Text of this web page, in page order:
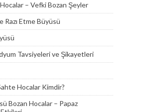
– Vefki Bozan Şeyler
Razı Etme Büyüsü
Tavsiyeleri ve Şikayetleri
Hocalar Kimdir?
Bozan Hocalar – Papaz